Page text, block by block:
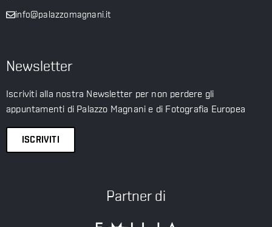
info@palazzomagnani.it
Newsletter
Iscriviti alla nostra Newsletter per non perdere gli
appuntamenti di Palazzo Magnani e di Fotografia Europea
ISCRIVITI
Partner di